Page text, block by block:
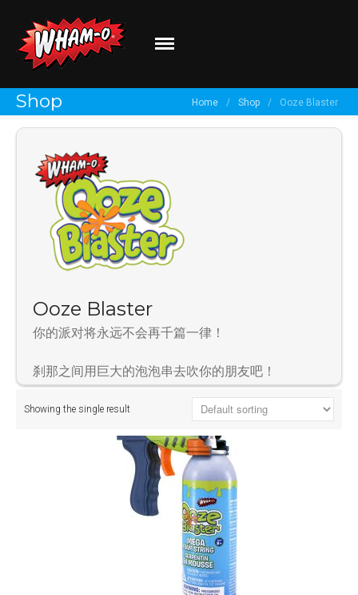
关于我们
品牌介绍
Aqua Force
Arctic Force
Frisbee
Game Time
Giggle 'N Splash
Hacky Sack
Hula Hoop
Ooze Blaster
Wham-O
Go out and play!
Home / Shop / Ooze Blaster
Shop
Ooze Blaster
你的派对将永远不会再千篇一律！
刹那之间用巨大的泡泡串去吹你的朋友吧！
Showing the single result